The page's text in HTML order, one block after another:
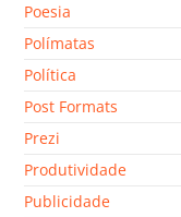
Poesia
Polímatas
Política
Post Formats
Prezi
Produtividade
Publicidade